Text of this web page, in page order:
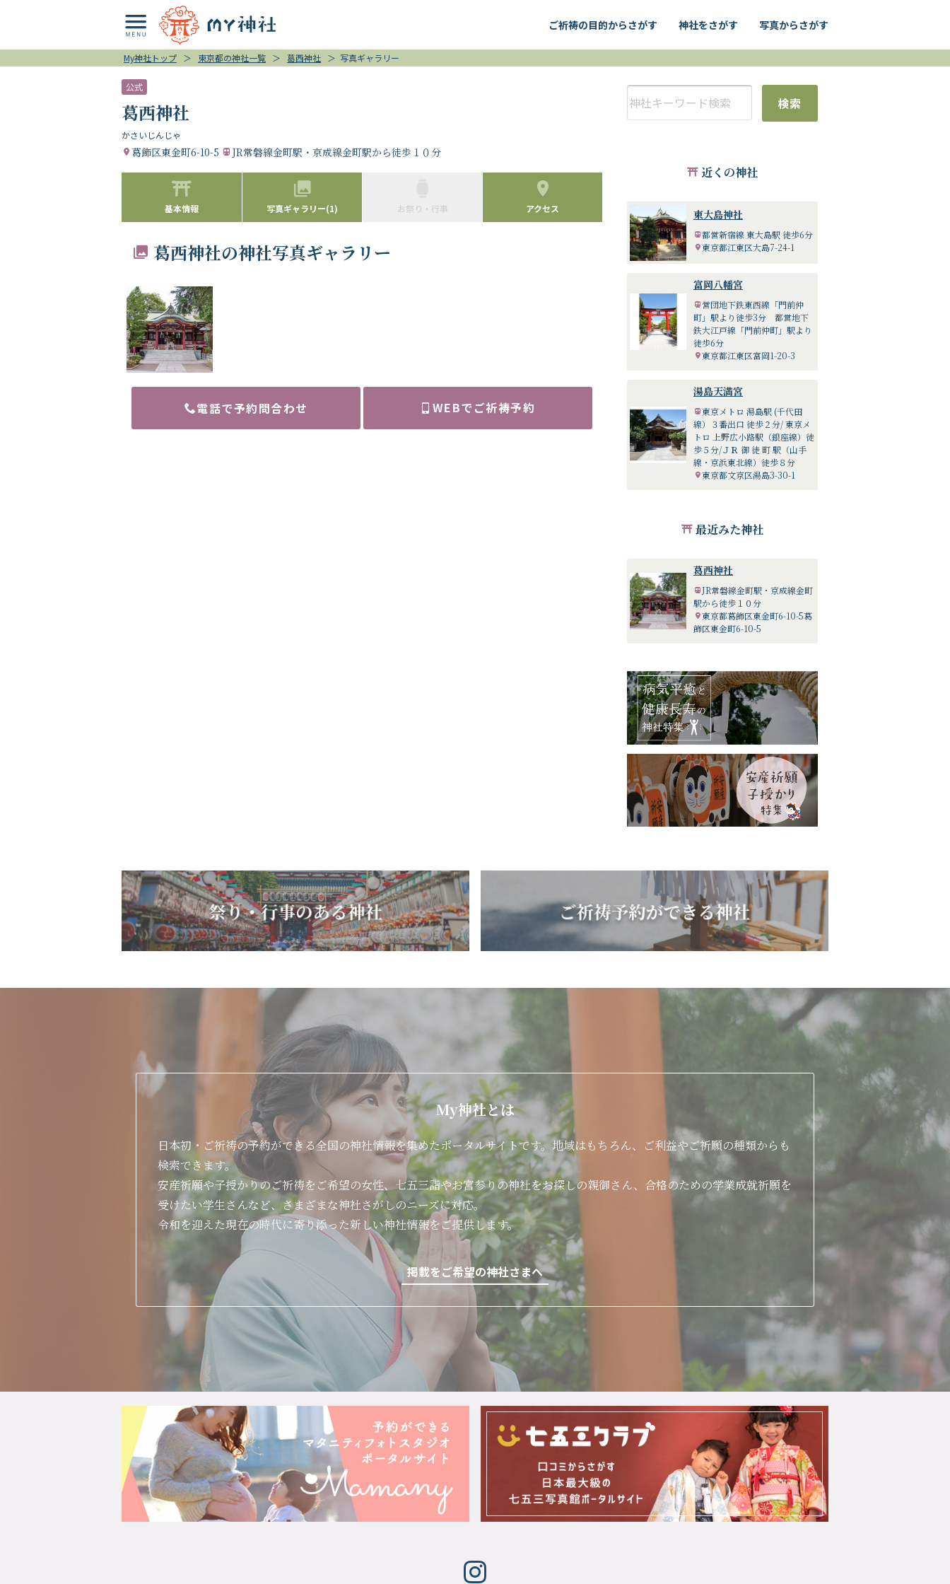
ご祈祷の目的からさがす 神社をさがす 写真からさがす
My神社トップ ＞ 東京都の神社一覧 ＞ 葛西神社 ＞ 写真ギャラリー
公式
葛西神社
かさいじんじゃ
葛飾区東金町6-10-5 JR常磐線金町駅・京成線金町駅から徒歩１０分
基本情報 写真ギャラリー(1) お祭り・行事 アクセス
葛西神社の神社写真ギャラリー
電話で予約問合わせ WEBでご祈祷予約
検索
近くの神社
東大島神社
都営新宿線 東大島駅 徒歩6分
東京都江東区大島7-24-1
富岡八幡宮
営団地下鉄東西線「門前仲
町」駅より徒歩3分 都営地下
鉄大江戸線「門前仲町」駅より
徒歩6分
東京都江東区富岡1-20-3
湯島天満宮
東京メトロ 湯島駅 (千代田
線）３番出口 徒歩２分/ 東京メ
トロ 上野広小路駅（銀座線）徒
歩５分/ＪＲ 御 徒 町 駅（山手
線・京浜東北線）徒歩８分
東京都文京区湯島3-30-1
最近みた神社
葛西神社
JR常磐線金町駅・京成線金町
駅から徒歩１０分
東京都葛飾区東金町6-10-5葛
飾区東金町6-10-5
My神社とは
日本初・ご祈祷の予約ができる全国の神社情報を集めたポータルサイトです。地域はもちろん、ご利益やご祈願の種類からも
検索できます。
安産祈願や子授かりのご祈祷をご希望の女性、七五三詣やお宮参りの神社をお探しの親御さん、合格のための学業成就祈願を
受けたい学生さんなど、さまざまな神社さがしのニーズに対応。
令和を迎えた現在の時代に寄り添った新しい神社情報をご提供します。
掲載をご希望の神社さまへ